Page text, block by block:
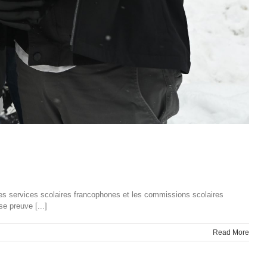
services scolaires francophones et les commissions scolaires
preuve [...]
Read More